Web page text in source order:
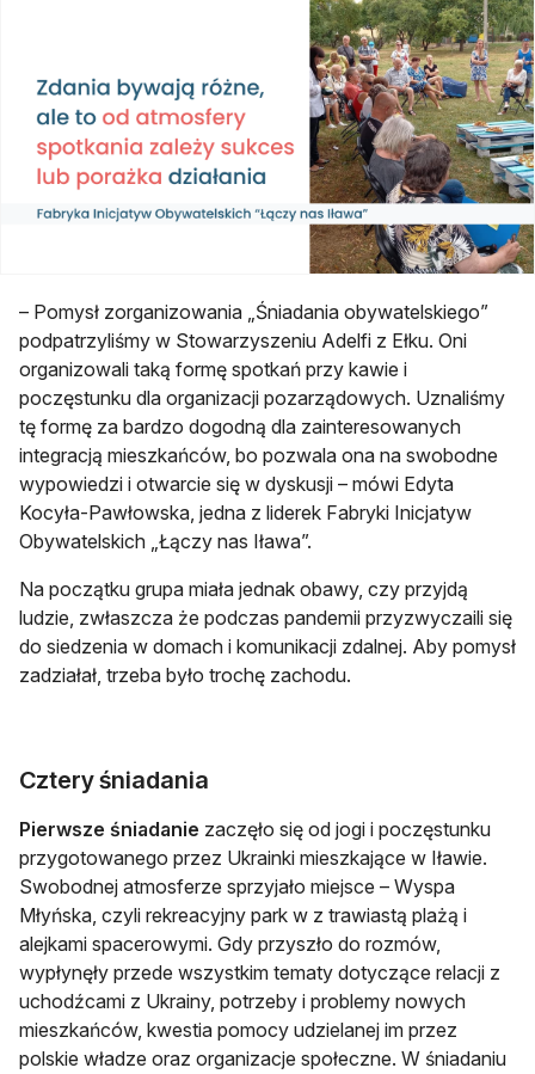
– Pomysł zorganizowania „Śniadania obywatelskiego”
podpatrzyliśmy w Stowarzyszeniu Adelfi z Ełku. Oni
organizowali taką formę spotkań przy kawie i
poczęstunku dla organizacji pozarządowych. Uznaliśmy
tę formę za bardzo dogodną dla zainteresowanych
integracją mieszkańców, bo pozwala ona na swobodne
wypowiedzi i otwarcie się w dyskusji – mówi Edyta
Kocyła-Pawłowska, jedna z liderek Fabryki Inicjatyw
Obywatelskich „Łączy nas Iława”.
Na początku grupa miała jednak obawy, czy przyjdą
ludzie, zwłaszcza że podczas pandemii przyzwyczaili się
do siedzenia w domach i komunikacji zdalnej. Aby pomysł
zadziałał, trzeba było trochę zachodu.
Cztery śniadania
Pierwsze śniadanie zaczęło się od jogi i poczęstunku
przygotowanego przez Ukrainki mieszkające w Iławie.
Swobodnej atmosferze sprzyjało miejsce – Wyspa
Młyńska, czyli rekreacyjny park w z trawiastą plażą i
alejkami spacerowymi. Gdy przyszło do rozmów,
wypłynęły przede wszystkim tematy dotyczące relacji z
uchodźcami z Ukrainy, potrzeby i problemy nowych
mieszkańców, kwestia pomocy udzielanej im przez
polskie władze oraz organizacje społeczne. W śniadaniu